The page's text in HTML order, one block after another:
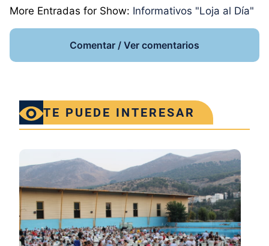
More Entradas for Show: Informativos "Loja al Día"
Comentar / Ver comentarios
TE PUEDE INTERESAR